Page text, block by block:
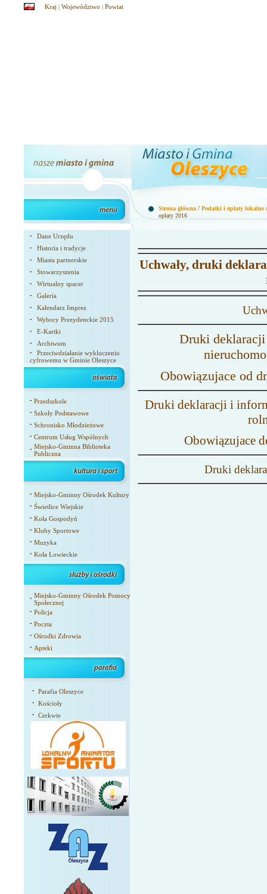
Kraj | Województwo | Powiat
Strona główna / Podatki i opłaty lokalne
opłaty 2016
• Dane Urzędu
• Historia i tradycje
• Miasta partnerskie
• Stowarzyszenia
• Wirtualny spacer
• Galeria
• Kalendarz Imprez
• Wybory Prezydenckie 2015
• E-Kartki
• Archiwum
•
Przeciwdziałanie wykluczeniu
cyfrowemu w Gminie Oleszyce
• Przedszkole
• Szkoły Podstawowe
• Schronisko Młodzieżowe
• Centrum Usług Wspólnych
• Miejsko-Gminna Biblioteka
Publiczna
• Miejsko-Gminny Ośrodek Kultury
• Świetlice Wiejskie
• Koła Gospodyń
• Kluby Sportowe
• Muzyka
• Koła Łowieckie
• Miejsko-Gminny Ośrodek Pomocy
Społecznej
• Policja
• Poczta
• Ośrodki Zdrowia
• Apteki
• Parafia Oleszyce
• Kościoły
• Cerkwie
Uchwały, druki
Druki
Obowiązujace od
Druki deklaracji i
Obowiązujace
Druki